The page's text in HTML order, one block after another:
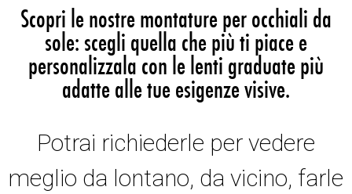
Scopri le nostre montature per occhiali da
sole: scegli quella che più ti piace e
personalizzala con le lenti graduate più
adatte alle tue esigenze visive.
Potrai richiederle per vedere
meglio da lontano, da vicino, farle